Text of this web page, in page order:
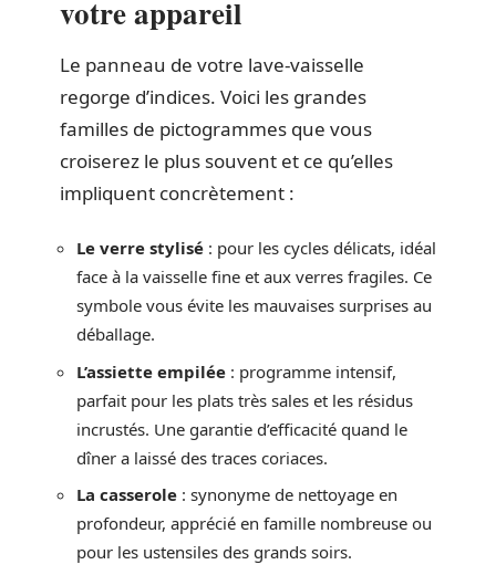
votre appareil
Le panneau de votre lave-vaisselle
regorge d’indices. Voici les grandes
familles de pictogrammes que vous
croiserez le plus souvent et ce qu’elles
impliquent concrètement :
Le verre stylisé : pour les cycles délicats, idéal
face à la vaisselle fine et aux verres fragiles. Ce
symbole vous évite les mauvaises surprises au
déballage.
L’assiette empilée : programme intensif,
parfait pour les plats très sales et les résidus
incrustés. Une garantie d’efficacité quand le
dîner a laissé des traces coriaces.
La casserole : synonyme de nettoyage en
profondeur, apprécié en famille nombreuse ou
pour les ustensiles des grands soirs.